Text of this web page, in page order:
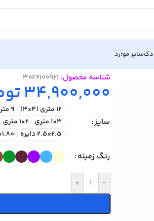
سایر موارد
شناسه محصول: 30F2100921
34,900,000
سایز
12 متری (4×3) 9 متری (3.5×2.5)
3×1 متری
2×1 متری
2.5×2.5 دایره
1.80×1.20 متری
رنگ زمینه
-
+